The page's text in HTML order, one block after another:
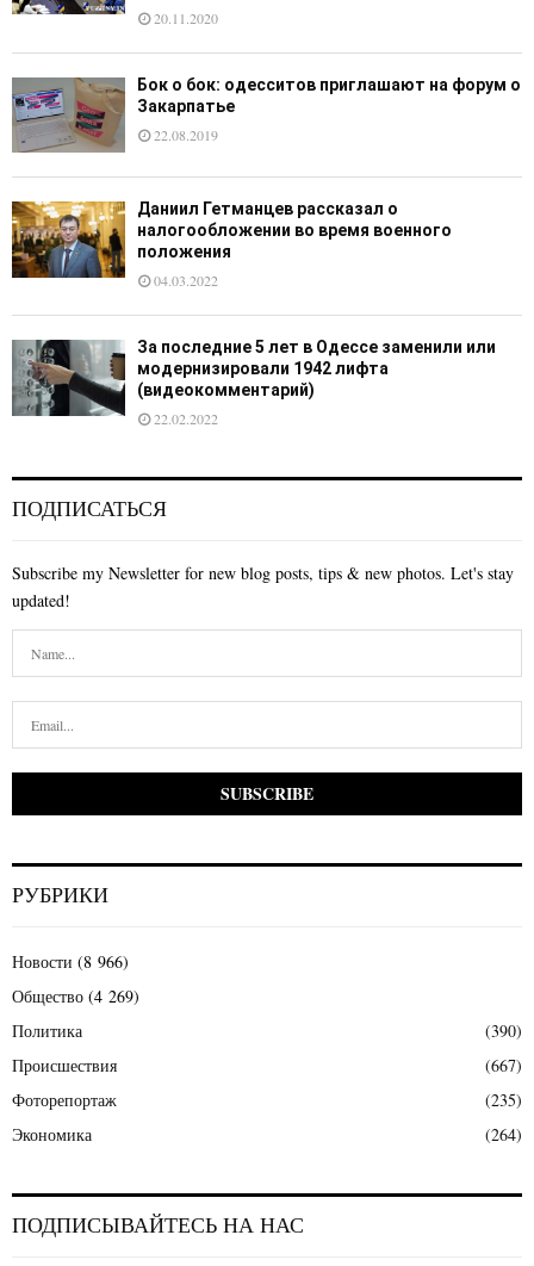
20.11.2020
Бок о бок: одесситов приглашают на форум о
Закарпатье
22.08.2019
Даниил Гетманцев рассказал о
налогообложении во время военного
положения
04.03.2022
За последние 5 лет в Одессе заменили или
модернизировали 1942 лифта
(видеокомментарий)
22.02.2022
ПОДПИСАТЬСЯ
Subscribe my Newsletter for new blog posts, tips & new photos. Let's stay
updated!
РУБРИКИ
Новости (8 966)
Общество (4 269)
Политика
(390)
Происшествия
(667)
Фоторепортаж
(235)
Экономика
(264)
ПОДПИСЫВАЙТЕСЬ НА НАС